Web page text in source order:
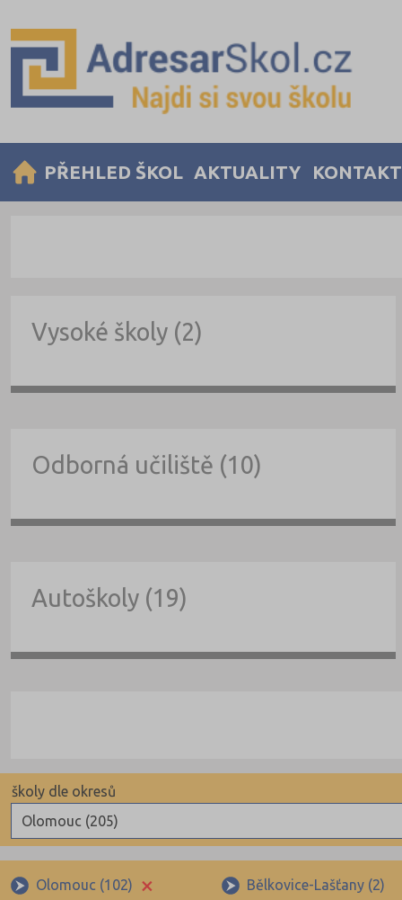
PŘEHLED ŠKOL AKTUALITY
Vysoké školy (2)
Odborná učiliště (10)
Autoškoly (19)
Olomouc (205)
školy dle okresů
Beroun (85)
Olomouc (102) × Bělkovice-Lašťany (2)